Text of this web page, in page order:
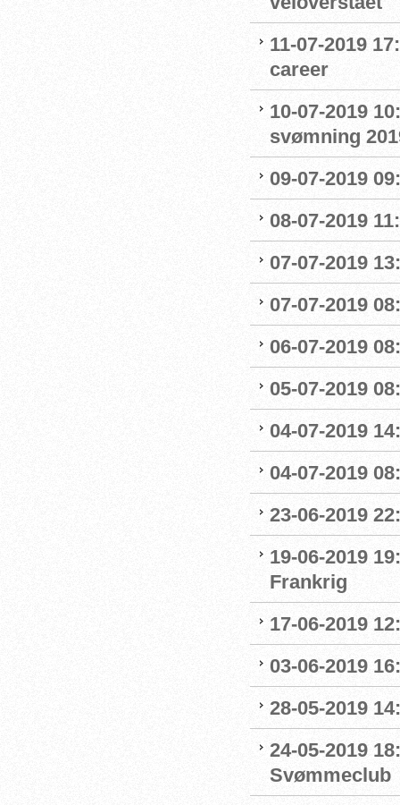
11-07-2019
career
10-07-2019
svømning
09-07-2019
08-07-2019
07-07-2019
07-07-2019
06-07-2019
05-07-2019
04-07-2019
04-07-2019
23-06-2019
19-06-2019
Frankrig
17-06-2019
03-06-2019
28-05-2019
24-05-2019
Svømmeclub